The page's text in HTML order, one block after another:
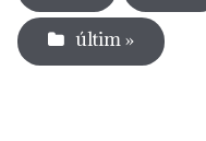
últim »